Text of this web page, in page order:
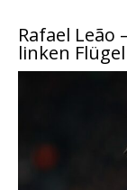
Rafael Leão
linken Flügel